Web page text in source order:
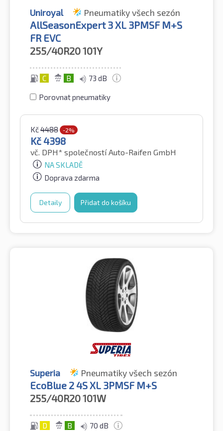
Uniroyal Pneumatiky všech sezón
AllSeasonExpert 3 XL 3PMSF M+S
FR EVC
255/40R20101Y
C B 73 dB
Porovnat pneumatiky
Kč4488 -2%
Kč4398
vč. DPH* společností Auto-Raifen GmbH
NA SKLADĚ
Doprava zdarma
Detaily Přidat do košíku
Superia Pneumatiky všech sezón
EcoBlue 2 4S XL 3PMSF M+S
255/40R20101W
D B 70 dB